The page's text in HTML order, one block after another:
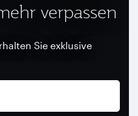
verpassen
Sie exklusive